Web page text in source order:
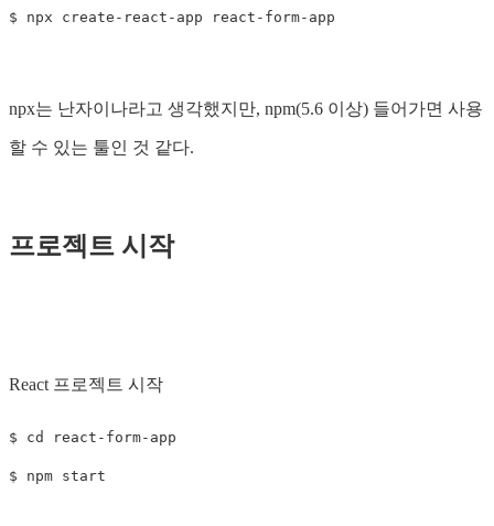
$
npx는 난자이나라고 생각했지만, npm(5.6 이상) 들어가면 사용
할 수 있는 툴인 것 같다.
프로젝트 시작
React 프로젝트 시작
$ cd
$